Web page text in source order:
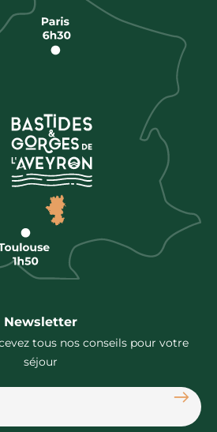
Newsletter
tous nos conseils pour votre
séjour